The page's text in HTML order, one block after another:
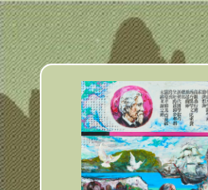
跳
到
主
要
內
容
區
塊